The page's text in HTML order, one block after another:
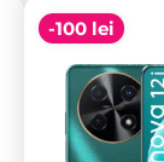
-100 lei